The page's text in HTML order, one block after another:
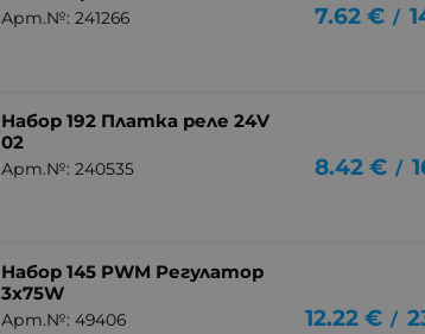
Арт.№: 241266 7.62 € /
Набор 192 Платка реле 24V
02
Арт.№: 240535 8.42 € /
Набор 145 PWM Регулатор
3x75W
Арт.№: 49406 12.22 € /